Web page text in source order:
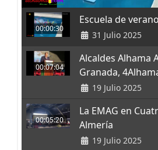
00:00:30
Escuela de verano
31 Julio 2025
00:07:04
Alcaldes Alhama
Granada,
19 Julio 2025
00:05:20
La EMAG en
Almería
19 Julio 2025